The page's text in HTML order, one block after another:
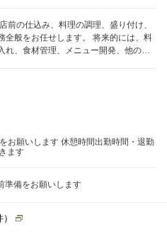
任せします。 将来的には、料
れ、食材管理、メニュー開発、他の調
お願いします 休憩時間出勤時間・退勤
ます
準備をお願いします
）